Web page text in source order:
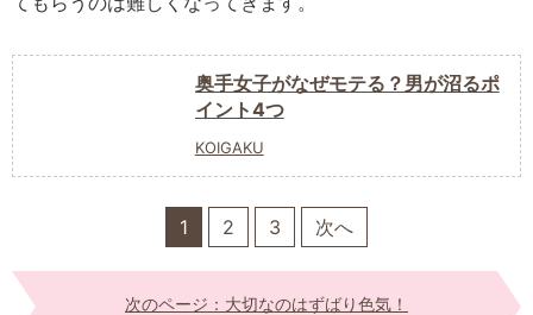
奥手女子がなぜモテる？男が沼るポ
イント4つ
KOIGAKU
1 2 3 次へ
次のページ：大切なのはずばり色気！